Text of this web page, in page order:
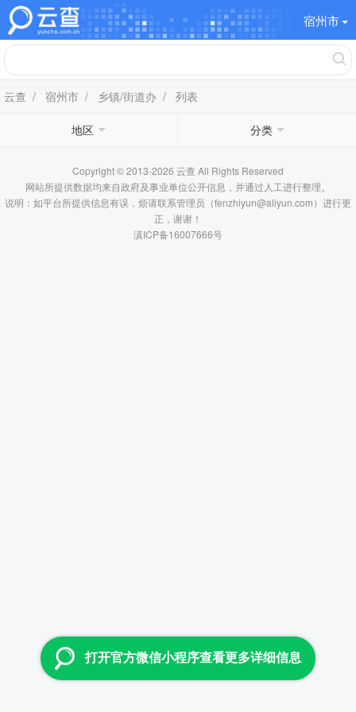
宿州市
云查 / 宿州市 / 乡镇/街道办 / 列表
地区 分类
Copyright © 2013-2026 云查 All Rights Reserved
网站所提供数据均来自政府及事业单位公开信息，并通过人工进行整理。
说明：如平台所提供信息有误，烦请联系管理员（fenzhiyun@aliyun.com）进行更
正，谢谢！
滇ICP备16007666号
打开官方微信小程序查看更多详细信息